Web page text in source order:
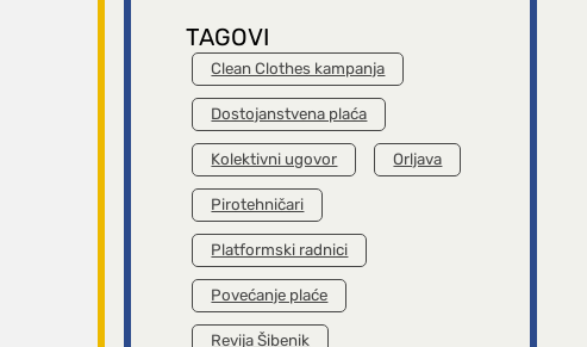
TAGOVI
Clean Clothes kampanja
Dostojanstvena plaća
Kolektivni ugovor Orljava
Pirotehničari
Platformski radnici
Povećanje plaće
Revija Šibenik